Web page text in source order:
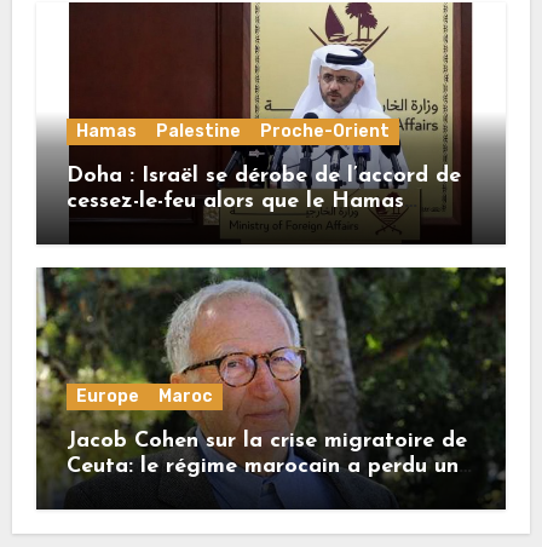
Hamas Palestine Proche-Orient
Doha : Israël se dérobe de l’accord de
cessez-le-feu alors que le Hamas
honore ses engagements
Europe Maroc
Jacob Cohen sur la crise migratoire de
Ceuta: le régime marocain a perdu une
bonne part de sa crédibilité vis-à-vis